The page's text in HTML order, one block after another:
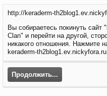
http://keraderm-
Вы собираетесь покинуть
Clan" и перейти на другой,
никакого отношения. Нажмите
keraderm-
Продолжить...